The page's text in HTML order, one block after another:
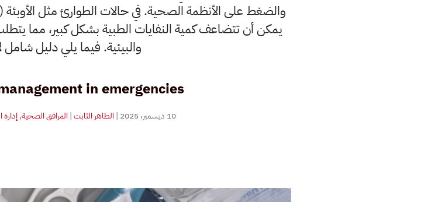
يمكن أن تتضاعف كمية النفايات الطبية بشكل كبير، مما
والبيئية. فيما يلي دليل شامل
in emergencies
10 ديسمبر، 2025 | الطاهر الثابت| المرافق الصحية,